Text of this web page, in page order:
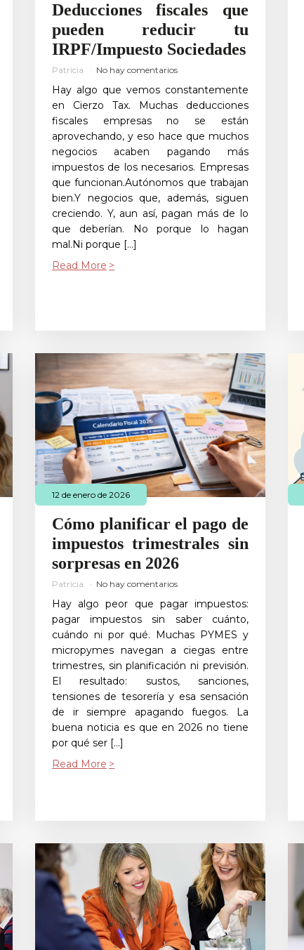
Deducciones fiscales que
pueden reducir tu
IRPF/Impuesto Sociedades
Patricia No hay comentarios
Hay algo que vemos constantemente
en Cierzo Tax. Muchas deducciones
fiscales empresas no se están
aprovechando, y eso hace que muchos
negocios acaben pagando más
impuestos de los necesarios. Empresas
que funcionan.Autónomos que trabajan
bien.Y negocios que, además, siguen
creciendo. Y, aun así, pagan más de lo
que deberían. No porque lo hagan
mal.Ni porque […]
Read More
12 de enero de 2026
Cómo planificar el pago de
impuestos trimestrales sin
sorpresas en 2026
Patricia No hay comentarios
Hay algo peor que pagar impuestos:
pagar impuestos sin saber cuánto,
cuándo ni por qué. Muchas PYMES y
micropymes navegan a ciegas entre
trimestres, sin planificación ni previsión.
El resultado: sustos, sanciones,
tensiones de tesorería y esa sensación
de ir siempre apagando fuegos. La
buena noticia es que en 2026 no tiene
por qué ser […]
Read More